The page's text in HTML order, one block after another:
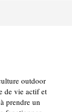
outdoor
de vie actif et
prendre un